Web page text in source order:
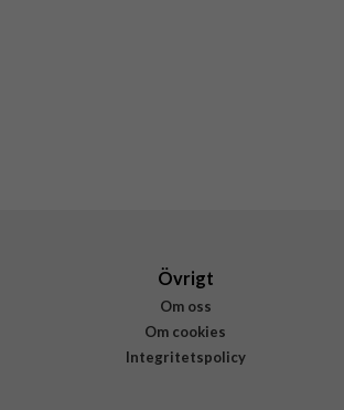
Övrigt
Om oss
Om cookies
Integritetspolicy